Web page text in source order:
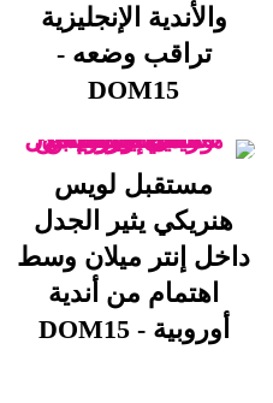
والأندية الإنجليزية
تراقب وضعه -
DOM15
مستقبل لويس
هنريكي يثير الجدل
داخل إنتر ميلان وسط
اهتمام من أندية
أوروبية - DOM15